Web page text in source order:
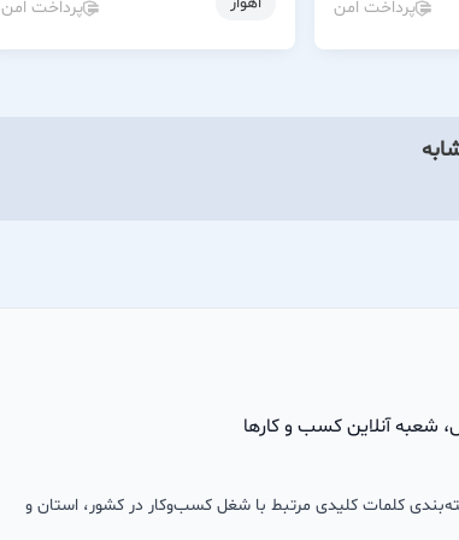
پرداخت امن پرداخت امن
شعبه آنلاین کسب و کارها
8 لیست دسته‌بندی کلمات کلیدی مرتبط با شغل کسب‌وکار در کشور، استان و